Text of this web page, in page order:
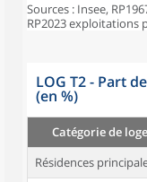
Sources : Insee,
RP2023 exploitations
LOG T2 - Part
(en %)
Catégorie de
Résidences